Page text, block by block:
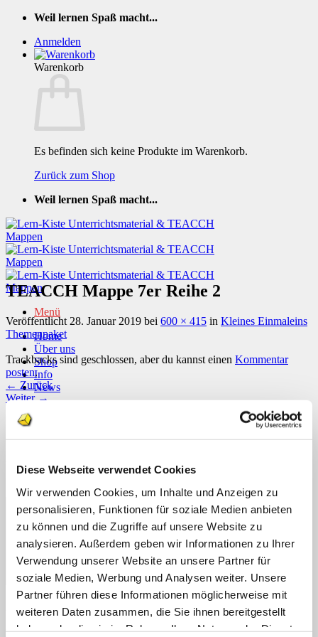
Diese Webseite verwendet Cookies
Wir verwenden Cookies, um Inhalte und Anzeigen zu
personalisieren, Funktionen für soziale Medien anbieten
zu können und die Zugriffe auf unsere Website zu
analysieren. Außerdem geben wir Informationen zu Ihrer
Verwendung unserer Website an unsere Partner für
soziale Medien, Werbung und Analysen weiter. Unsere
Partner führen diese Informationen möglicherweise mit
weiteren Daten zusammen, die Sie ihnen bereitgestellt
haben oder die sie im Rahmen Ihrer Nutzung der Dienste
Zum
springen
Weil lernen Spaß macht...
Anmelden
Warenkorb
Es befinden sich keine Produkte im Warenkorb.
Zurück zum Shop
Weil lernen Spaß macht...
Menü
Home
Über uns
Shop
Info
News
TEACCH Mappe 7er Reihe 2
Veröffentlicht 28. Januar 2019 bei 600 × 415 in Kleines Einmaleins
Themenpaket
Trackbacks sind geschlossen, aber du kannst einen Kommentar
posten.
← Zurück
Weiter→
Schreibe einen Kommentar
Felder sind mit *markiert
Kommentar*
Name
E-Mail-Adresse*